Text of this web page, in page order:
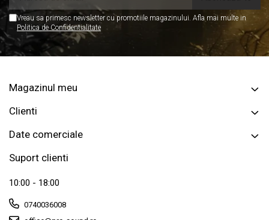
Vreau sa primesc newsletter cu promotiile magazinului. Afla mai multe in
Politica de Confidentialitate
Magazinul meu
Clienti
Date comerciale
Suport clienti
10:00 - 18:00
0740036008